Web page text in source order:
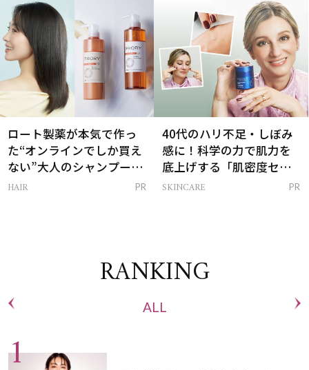
ロート製薬が本気で作っ
た“オンラインでしか買え
ない”大人のシャンプー＆
トリートメントって？
HAIR PR
40代のハリ不足・しぼみ
感に！科学の力で肌力を
底上げする「肌密度セラ
ム」
SKINCARE PR
RANKING
ALL